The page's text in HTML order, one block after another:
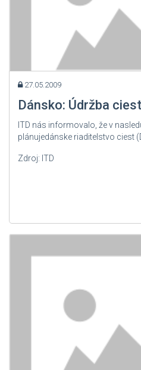
27.05.2009
Dánsko: Údržba
ITD nás informovalo, že v
plánujedánske riaditelstvo ciest
Zdroj: ITD